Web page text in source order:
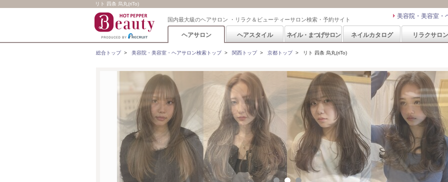
リト 四条 烏丸(riTo)
国内最大級のヘアサロン ・リラク＆ビューティーサロン検索・予約サイト 美容院・美容室・
ヘアサロン ヘアスタイル ネイル・まつげサロン ネイルカタログ リラクサロン
総合トップ> 美容院・美容室・ヘアサロン検索トップ> 関西トップ> 京都トップ> リト 四条 烏丸(riTo)